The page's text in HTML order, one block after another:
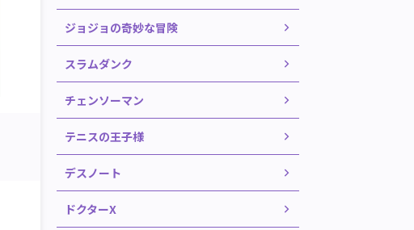
ジョジョの奇妙な冒険
スラムダンク
チェンソーマン
テニスの王子様
デスノート
ドクターX